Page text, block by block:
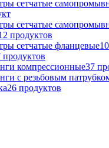
сетчатые
сетчатые
продуктов
сетчатые фланцевые10
продуктов
компрессионные37
с резьбовым
26 продуктов